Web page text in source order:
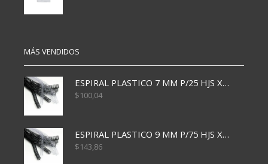
MÁS VENDIDOS
ESPIRAL PLASTICO 7 MM P/25 HJS X50x3000
$100,04
ESPIRAL PLASTICO 9 MM P/75 HJS X50X2400
$143,86